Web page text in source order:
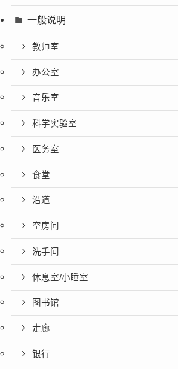
一般说明
教师室
办公室
音乐室
科学实验室
医务室
食堂
沿道
空房间
洗手间
休息室/小睡室
图书馆
走廊
银行